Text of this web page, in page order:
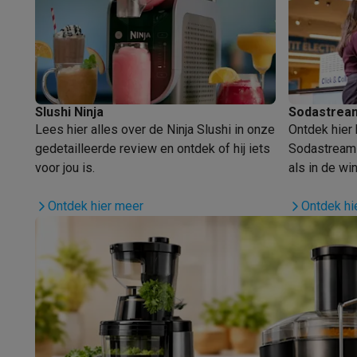
Koken & stomenMulticookers Rijst- en stoomkokers
Fun cooking
Gourmet toestellenFondueRacletteTeppanYaki
BarbecuesElektrische barbecues Houtskoolbarbecues
Koude dranken
Bruiswatermachines
KookgereiPannenKookpottenKeukenweegschalen
DessertsWafelijzers Ijsmachines Pannenkoekenmakers
Smart garden Binnentuin Kruiden Compost machines
Huishouden & airco
RobotsRobotstofzuigers Robotmaaiers
SchoonmakenVloerreinigersStoomreinigersTapijtreinigers
Strijken StoomgeneratorsStrijkijzers
NaaienNaaimachines
Accessoires
VerkoelenMobiele airco’sAircoolers
LuchtbehandelingLuchtreinigersLuchtbevochtigers
Verwarmen
Elektrische verwarmingElektrische dekens
Wassen & drogen Wasmachines DroogkastenWasmachine
Slushi Ninja
Lees hier alles over de Ninja Slushi in onze
gedetailleerde review en ontdek of hij iets
voor jou is.
Ontdek hier meer
Ontdek hier
als in de
Ontdek